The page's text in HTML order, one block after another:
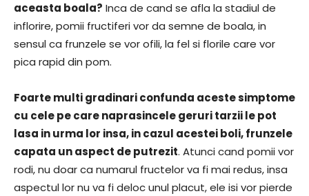
aceasta boala? Inca de cand se afla la stadiul de
inflorire, pomii fructiferi vor da semne de boala, in
sensul ca frunzele se vor ofili, la fel si florile care vor
pica rapid din pom.
Foarte multi gradinari confunda aceste simptome
cu cele pe care naprasincele geruri tarzii le pot
lasa in urma lor insa, in cazul acestei boli, frunzele
capata un aspect de putrezit. Atunci cand pomii vor
rodi, nu doar ca numarul fructelor va fi mai redus, insa
aspectul lor nu va fi deloc unul placut, ele isi vor pierde